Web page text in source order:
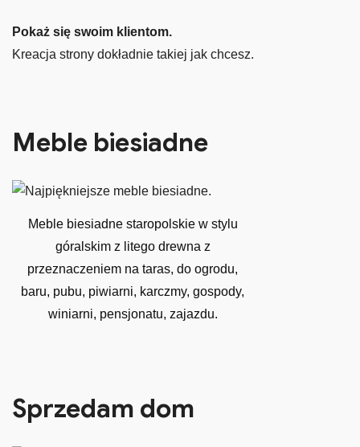
Pokaż się swoim klientom.
Kreacja strony dokładnie takiej jak chcesz.
Meble biesiadne
Meble biesiadne staropolskie w stylu
góralskim z litego drewna z
przeznaczeniem na taras, do ogrodu,
baru, pubu, piwiarni, karczmy, gospody,
winiarni, pensjonatu, zajazdu.
Sprzedam dom